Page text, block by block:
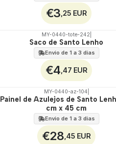
€3 ,25 EUR
MY-0440-tote-242
Saco de Santo Lenho
Envio de 1 a 3 dias
€4 ,47 EUR
🇵🇹
MY-0440-az-104
Painel de Azulejos de Santo
cm x 45 cm
Envio de 1 a 3 dias
€28 ,45 EUR